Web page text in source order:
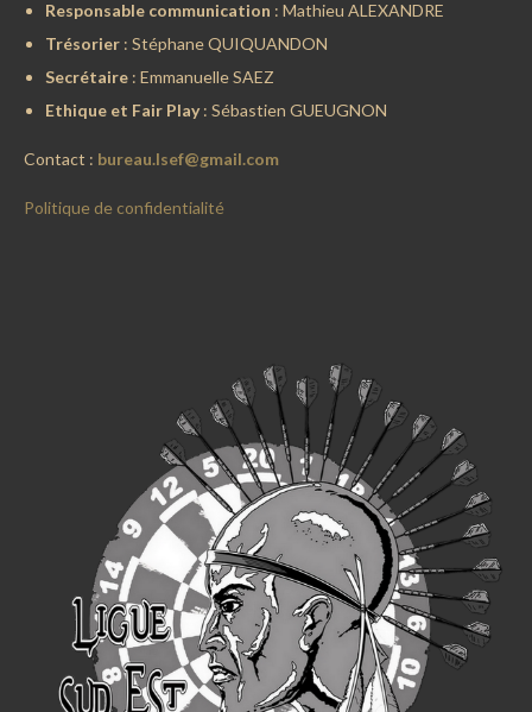
Responsable communication : Mathieu ALEXANDRE
Trésorier : Stéphane QUIQUANDON
Secrétaire: Emmanuelle SAEZ
Ethique et Fair Play: Sébastien GUEUGNON
Contact : bureau.lsef@gmail.com
Politique de confidentialité